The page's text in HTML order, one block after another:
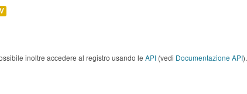
inoltre accedere al registro usando le API (vedi Documentazione API).